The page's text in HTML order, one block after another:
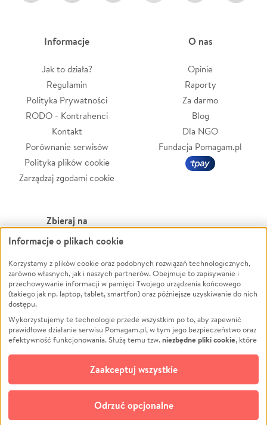
Informacje
Jak to działa?
Regulamin
Polityka Prywatności
RODO - Kontrahenci
Kontakt
Porównanie serwisów
Polityka plików cookie
Zarządzaj zgodami cookie
O nas
Opinie
Raporty
Za darmo
Blog
Dla NGO
Fundacja Pomagam.pl
Zbieraj na
Leczenie
Zwierzęta
Pożar
Ukraina
Pomoc Finansowa
Projekty
Pogrzeb
Społeczność lokalna
Kultura
Powódź
Wichura
NGO
Edukacja
Podróż
Impreza
Ochrona środowiska
Biznes
Informacje o plikach cookie
Korzystamy z plików cookie oraz podobnych rozwiązań technologicznych,
zarówno własnych, jak i naszych partnerów. Obejmuje to zapisywanie i
przechowywanie informacji w pamięci Twojego urządzenia końcowego
(takiego jak np. laptop, tablet, smartfon) oraz późniejsze uzyskiwanie do nich
dostępu.
Wykorzystujemy te technologie przede wszystkim po to, aby zapewnić
prawidłowe działanie serwisu Pomagam.pl, w tym jego bezpieczeństwo oraz
efektywność funkcjonowania. Służą temu tzw.niezbędne pliki cookie, które
opcjonalnych plików cookie
technologii do celów analitycznych i retargetingowych. Możesz wyrazić
zgodę na ich stosowanie lub jej odmówić. W dowolnym momencie masz
możliwość zmiany swoich preferencji na stronie „Zarządzaj zgodami cookie”,
do której link znajdziesz w stopce serwisu Pomagam.pl. Opcjonalne pliki
cookie wykorzystywane są w następujących celach:
Odrzuć opcjonalne
Zaakceptuj wszystkie